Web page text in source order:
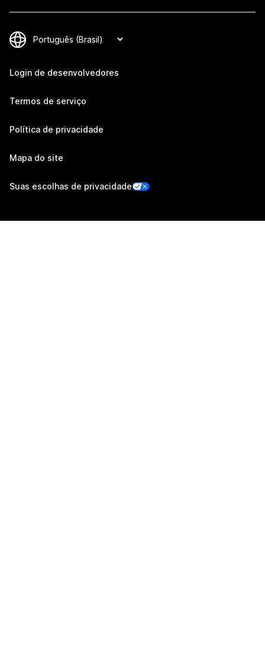
Login de desenvolvedores
Termos de serviço
Política de privacidade
Mapa do site
Suas escolhas de privacidade